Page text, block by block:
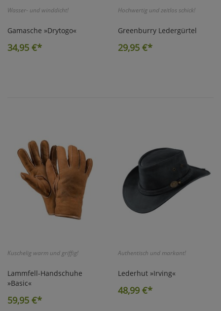
Wasser- und winddicht!
Gamasche »Drytogo«
34,95 €*
Hochwertig und zeitlos schick!
Greenburry Ledergürtel
29,95 €*
Kuschelig warm und griffig!
Lammfell-Handschuhe
»Basic«
59,95 €*
Authentisch und markant!
Lederhut »Irving«
48,99 €*